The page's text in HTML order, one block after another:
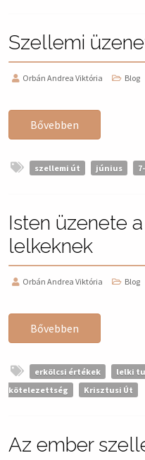
Szellemi
Orbán Andrea Viktória Blog
Bővebben
szellemi út június
Isten üzenete
lelkeknek
Orbán Andrea Viktória Blog
Bővebben
erkölcsi értékek lelki
kötelezettség
Krisztusi Út
Az ember